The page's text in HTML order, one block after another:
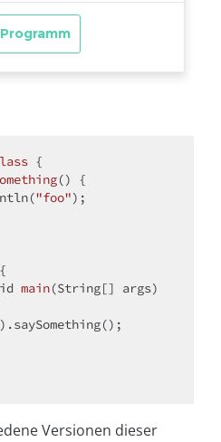
{
()
{
"foo");
{
main(String[] args)
Versionen dieser